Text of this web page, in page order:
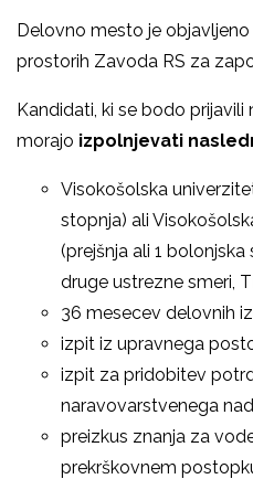
Delovno mesto je
prostorih Zavoda RS za
Kandidati, ki se bodo
morajo izpolnjevati
Visokošolska
stopnja) ali
(prejšnja ali 1
druge ustrezne smeri,
36 mesecev delovnih
izpit iz upravnega
izpit za pridobitev
naravovarstvenega
preizkus znanja za
prekrškovnem